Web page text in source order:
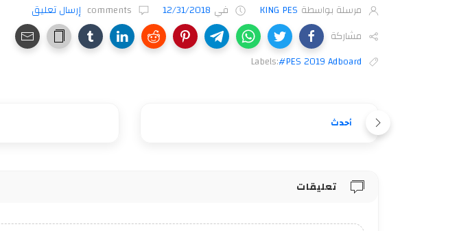
مرسلة بواسطة KING PES في 12/31/2018
comments إرسال تعليق
مشاركة
Labels:#PES 2019 Adboard
أحدث
تعليقات